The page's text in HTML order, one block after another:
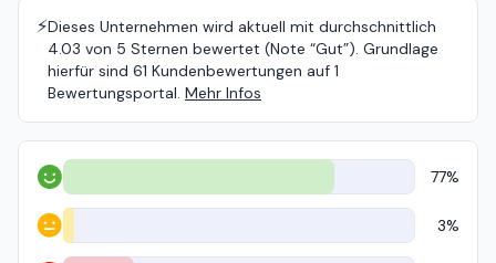
⚡️Dieses Unternehmen wird aktuell mit durchschnittlich
4.03 von 5 Sternen bewertet (Note “Gut”). Grundlage
hierfür sind 61 Kundenbewertungen auf 1
Bewertungsportal. Mehr Infos
Positiv 77%
Neutral 3%